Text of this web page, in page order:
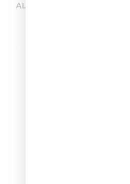
ALIZARD COLOR – CASTANO